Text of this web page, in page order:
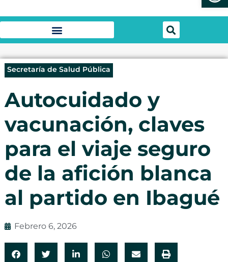
Secretaría de Salud Pública
Autocuidado y
vacunación, claves
para el viaje seguro
de la afición blanca
al partido en Ibagué
Febrero 6, 2026